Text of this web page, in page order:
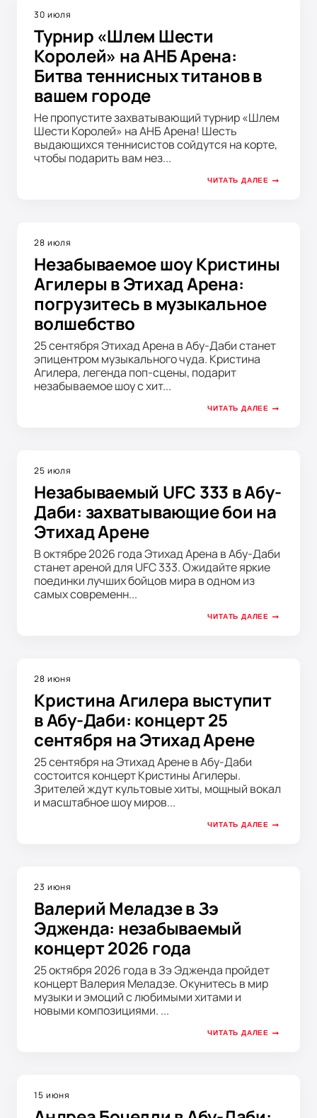
30 июля
Турнир «Шлем Шести
Королей» на АНБ Арена:
Битва теннисных титанов в
вашем городе
Не пропустите захватывающий турнир «Шлем
Шести Королей» на АНБ Арена! Шесть
выдающихся теннисистов сойдутся на корте,
чтобы подарить вам нез...
ЧИТАТЬ ДАЛЕЕ
28 июля
Незабываемое шоу Кристины
Агилеры в Этихад Арена:
погрузитесь в музыкальное
волшебство
25 сентября Этихад Арена в Абу-Даби станет
эпицентром музыкального чуда. Кристина
Агилера, легенда поп-сцены, подарит
незабываемое шоу с хит...
ЧИТАТЬ ДАЛЕЕ
25 июля
Незабываемый UFC 333 в Абу-
Даби: захватывающие бои на
Этихад Арене
В октябре 2026 года Этихад Арена в Абу-Даби
станет ареной для UFC 333. Ожидайте яркие
поединки лучших бойцов мира в одном из
самых современн...
ЧИТАТЬ ДАЛЕЕ
28 июня
Кристина Агилера выступит
в Абу-Даби: концерт 25
сентября на Этихад Арене
25 сентября на Этихад Арене в Абу-Даби
состоится концерт Кристины Агилеры.
Зрителей ждут культовые хиты, мощный вокал
и масштабное шоу миров...
ЧИТАТЬ ДАЛЕЕ
23 июня
Валерий Меладзе в Зэ
Эдженда: незабываемый
концерт 2026 года
25 октября 2026 года в Зэ Эдженда пройдет
концерт Валерия Меладзе. Окунитесь в мир
музыки и эмоций с любимыми хитами и
новыми композициями. ...
ЧИТАТЬ ДАЛЕЕ
15 июня